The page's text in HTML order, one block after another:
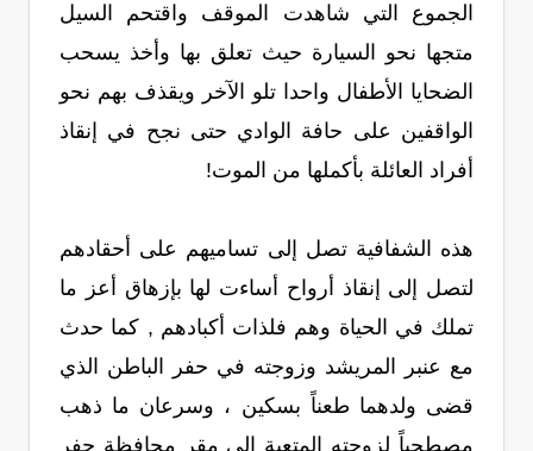
الجموع التي شاهدت الموقف واقتحم السيل
متجها نحو السيارة حيث تعلق بها وأخذ يسحب
الضحايا الأطفال واحدا تلو الآخر ويقذف بهم نحو
الواقفين على حافة الوادي حتى نجح في إنقاذ
أفراد العائلة بأكملها من الموت!
هذه الشفافية تصل إلى تساميهم على أحقادهم
لتصل إلى إنقاذ أرواح أساءت لها بإزهاق أعز ما
تملك في الحياة وهم فلذات أكبادهم , كما حدث
مع عنبر المريشد وزوجته في حفر الباطن الذي
قضى ولدهما طعناً بسكين ، وسرعان ما ذهب
مصطحباً لزوجته المتعبة إلى مقر محافظة حفر